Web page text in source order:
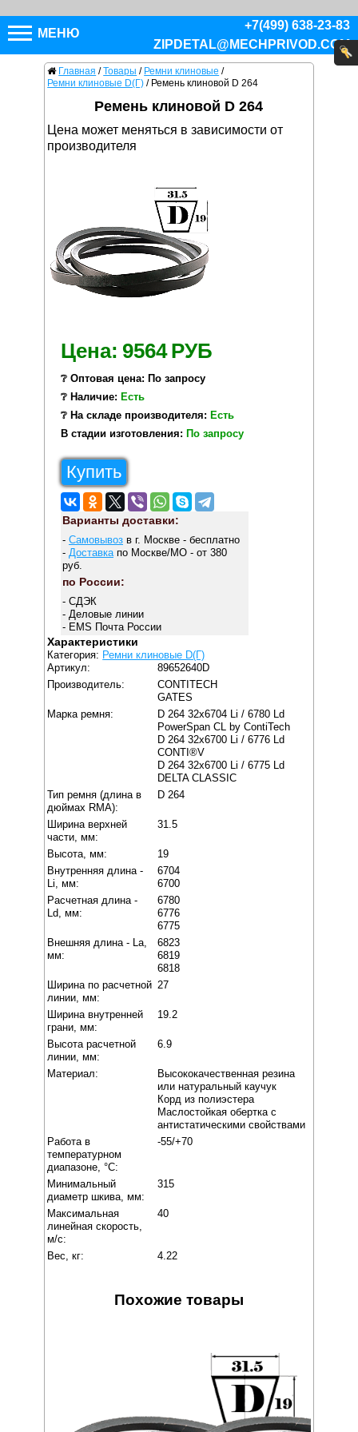
МЕНЮ
+7(499) 638-23-83
ZIPDETAL@MECHPRIVOD.COM
Главная / Товары / Ремни клиновые /
Ремни клиновые D(Г) / Ремень клиновой D 264
Ремень клиновой D 264
Цена может меняться в зависимости от
производителя
Цена: 9564 РУБ
❔ Оптовая цена: По запросу
❔ Наличие: Есть
❔ На складе производителя: Есть
В стадии изготовления: По запросу
Купить
Варианты доставки:
- Самовывозв г. Москве - бесплатно
- Доставкапо Москве/МО - от 380
руб.
по России:
- СДЭК
- Деловые линии
- EMS Почта России
Характеристики
Категория: Ремни клиновые D(Г)
Артикул:
89652640D
Производитель:
CONTITECH
GATES
Марка ремня:
D 264 32x6704 Li / 6780 Ld
PowerSpan CL by ContiTech
D 264 32x6700 Li / 6776 Ld
CONTI®V
D 264 32x6700 Li / 6775 Ld
DELTA CLASSIC
Тип ремня (длина в
дюймах RMA):
D 264
Ширина верхней
части, мм:
31.5
Высота, мм:
19
Внутренняя длина -
Li, мм:
6704
6700
Расчетная длина -
Ld, мм:
6780
6776
6775
Внешняя длина - La,
мм:
6823
6819
6818
Ширина по расчетной
линии, мм:
27
Ширина внутренней
грани, мм:
19.2
Высота расчетной
линии, мм:
6.9
Материал:
Высококачественная резина
или натуральный каучук
Корд из полиэстера
Маслостойкая обертка с
антистатическими свойствами
Работа в
температурном
диапазоне, °C:
-55/+70
Минимальный
диаметр шкива, мм:
315
Максимальная
линейная скорость,
м/с:
40
Вес, кг: 4.22
Похожие товары